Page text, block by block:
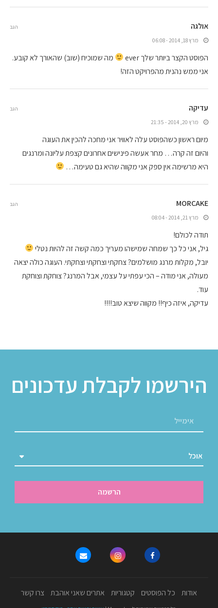
אולגה
מרץ 18, 2014 - 06:08
הפוסט הקצר ביותר שלך ever
מה שמוכיח (שוב) שהאורך לא קובע.
אני ממש נהנית מהפרויקט הזה!
הגב
עדיקה
מרץ 20, 2014 - 21:35
מיום ראשון כשהפוסט עלה לאוויר אני מחכה להכין את העוגה
והיום זה קרה… מחר אעשה פינישים אחרונים קצפת עליונה ומרנגים
היא מרשימה אין ספק אני מקווה שהיא גם טעימה…
הגב
MORCAKE
מרץ 21, 2014 - 08:04
תודה לכולם!
גיל, אני כל כך שמחה שמישהו מעריך כמה קשה זה להיות נטלי
יובל, מקלות מרנג מושלמים? צחקתי וצחקתי וצחקתי. העוגה כולה יצאה
מעולה, אני מודה – הכי עפתי על עצמי, אבל המרנג? צוחקת וצוחקת
עוד.
עדיקה, איזה כיף!! מקווה שיצא טוב!!!!
הגב
הירשמו לקבלת עדכונים
הרשמה
אודות כל הפוסטים קטגוריות אתרים שאני אוהבת צרו קשר